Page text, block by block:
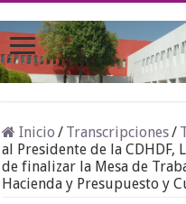
Inicio / Transcripciones/
al Presidente de la CDHDF,
de finalizar la Mesa de
Hacienda y Presupuesto y